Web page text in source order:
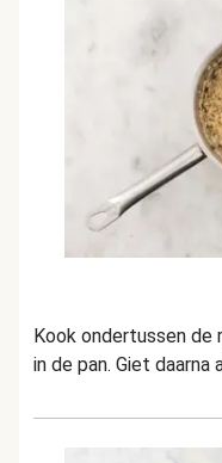
Kook ondertussen de
in de pan. Giet daarna